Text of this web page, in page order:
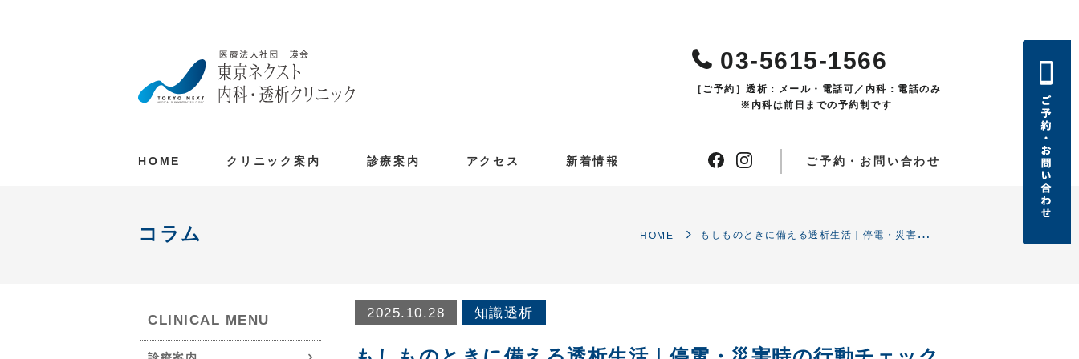
03-5615-1566
［ご予約］透析：メール・電話可／内科：電話のみ
※内科は前日までの予約制です
HOME クリニック案内 診療案内 アクセス 新着情報 ご予約・お問い合わせ
コラム HOME も
しものときに備える透析生活｜停電・災害時の行動チェックリスト
2025.10.28 知識透析
CLINICAL MENU